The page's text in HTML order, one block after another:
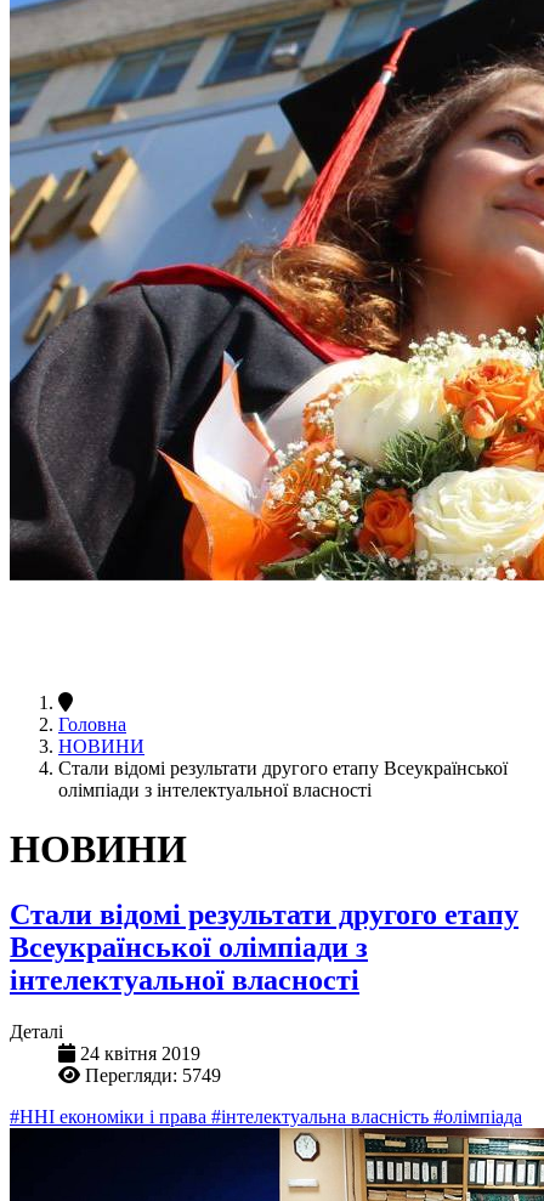
Головна
НОВИНИ
Стали відомі результати другого етапу Всеукраїнської
олімпіади з інтелектуальної власності
НОВИНИ
Стали відомі результати другого етапу
Всеукраїнської олімпіади з
інтелектуальної власності
Деталі
24 квітня 2019
Перегляди: 5749
#ННІ економіки і права #інтелектуальна власність #олімпіада